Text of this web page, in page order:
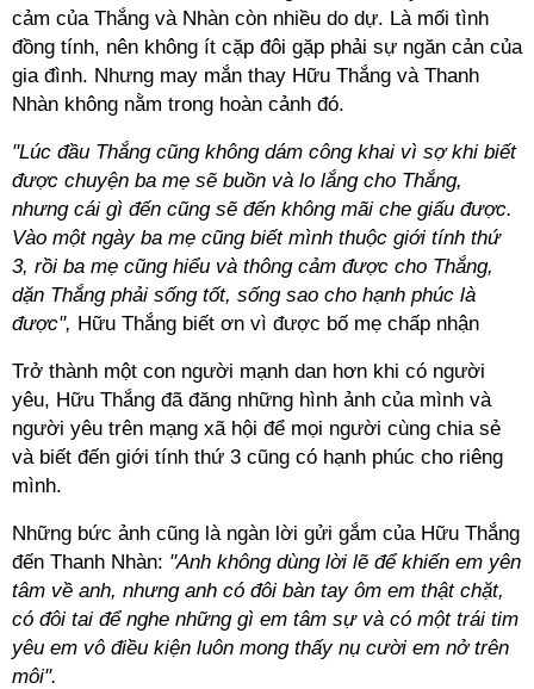
cảm của Thắng và Nhàn còn nhiều do dự. Là mối tình
đồng tính, nên không ít cặp đôi gặp phải sự ngăn cản của
gia đình. Nhưng may mắn thay Hữu Thắng và Thanh
Nhàn không nằm trong hoàn cảnh đó.
"Lúc đầu Thắng cũng không dám công khai vì sợ khi biết
được chuyện ba mẹ sẽ buồn và lo lắng cho Thắng,
nhưng cái gì đến cũng sẽ đến không mãi che giấu được.
Vào một ngày ba mẹ cũng biết mình thuộc giới tính thứ
3, rồi ba mẹ cũng hiểu và thông cảm được cho Thắng,
dặn Thắng phải sống tốt, sống sao cho hạnh phúc là
được", Hữu Thắng biết ơn vì được bố mẹ chấp nhận
Trở thành một con người mạnh dan hơn khi có người
yêu, Hữu Thắng đã đăng những hình ảnh của mình và
người yêu trên mạng xã hội để mọi người cùng chia sẻ
và biết đến giới tính thứ 3 cũng có hạnh phúc cho riêng
mình.
Những bức ảnh cũng là ngàn lời gửi gắm của Hữu Thắng
đến Thanh Nhàn: "Anh không dùng lời lẽ để khiến em yên
tâm về anh, nhưng anh có đôi bàn tay ôm em thật chặt,
có đôi tai để nghe những gì em tâm sự và có một trái tim
yêu em vô điều kiện luôn mong thấy nụ cười em nở trên
môi".